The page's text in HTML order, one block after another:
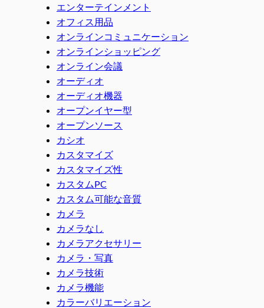
エンターテインメント
オフィス用品
オンラインコミュニケーション
オンラインショッピング
オンライン会議
オーディオ
オーディオ機器
オープンイヤー型
オープンソース
カシオ
カスタマイズ
カスタマイズ性
カスタムPC
カスタム可能な音質
カメラ
カメラなし
カメラアクセサリー
カメラ・写真
カメラ技術
カメラ機能
カラーバリエーション